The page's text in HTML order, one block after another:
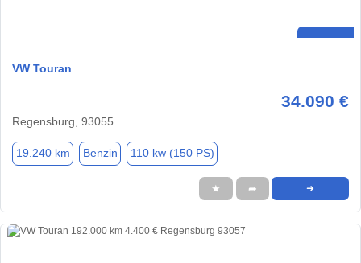
VW Touran
34.090 €
Regensburg, 93055
19.240 km Benzin 110 kw (150 PS)
★ ➦ ➜